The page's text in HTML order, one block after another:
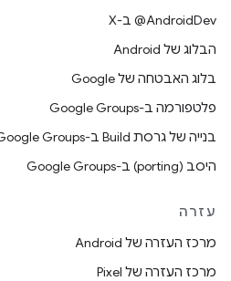
‫‎@AndroidDev ב-X
הבלוג של Android
בלוג האבטחה של Google
פלטפורמה ב-Google Groups
בנייה של גרסת Build ב-Google Groups
היסב (porting) ב-Google Groups
עזרה
מרכז העזרה של Android
מרכז העזרה של Pixel